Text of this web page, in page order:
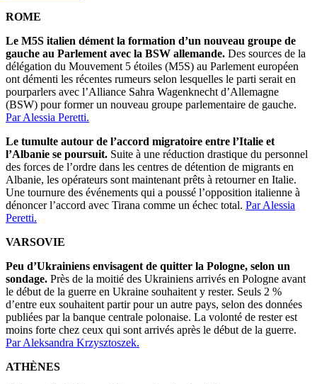
ROME
Le M5S italien dément la formation d’un nouveau groupe de
gauche au Parlement avec la BSW allemande. Des sources de la
délégation du Mouvement 5 étoiles (M5S) au Parlement européen
ont démenti les récentes rumeurs selon lesquelles le parti serait en
pourparlers avec l’Alliance Sahra Wagenknecht d’Allemagne
(BSW) pour former un nouveau groupe parlementaire de gauche.
Par Alessia Peretti.
Le tumulte autour de l’accord migratoire entre l’Italie et
l’Albanie se poursuit. Suite à une réduction drastique du personnel
des forces de l’ordre dans les centres de détention de migrants en
Albanie, les opérateurs sont maintenant prêts à retourner en Italie.
Une tournure des événements qui a poussé l’opposition italienne à
dénoncer l’accord avec Tirana comme un échec total. Par Alessia
Peretti.
VARSOVIE
Peu d’Ukrainiens envisagent de quitter la Pologne, selon un
sondage. Près de la moitié des Ukrainiens arrivés en Pologne avant
le début de la guerre en Ukraine souhaitent y rester. Seuls 2 %
d’entre eux souhaitent partir pour un autre pays, selon des données
publiées par la banque centrale polonaise. La volonté de rester est
moins forte chez ceux qui sont arrivés après le début de la guerre.
Par Aleksandra Krzysztoszek.
ATHÈNES